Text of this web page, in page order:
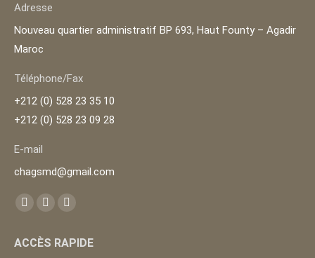
Adresse
Nouveau quartier administratif BP 693, Haut Founty – Agadir
Maroc
Téléphone/Fax
+212 (0) 528 23 35 10
+212 (0) 528 23 09 28
E-mail
chagsmd@gmail.com
Trouvez nous sur :
La
Facebook
La
YouTube
La
Instagram
ACCÈS RAPIDE